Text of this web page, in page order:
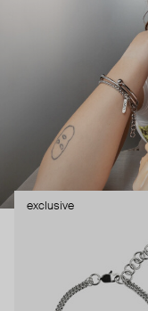
сердца и серьги-
музыкальные
Сухарев, Андрей
Эксклюзивно для
HOLD YOUR
вдохновленную
силу, а через
exclusive